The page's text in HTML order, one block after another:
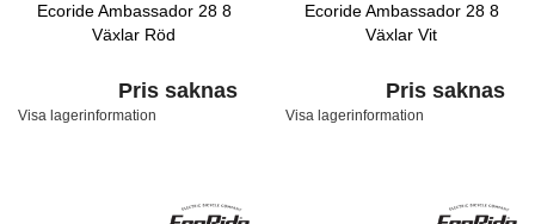
Ecoride Ambassador 28 8
Växlar Röd
Pris saknas
Visa lagerinformation
Ecoride Ambassador 28 8
Växlar Vit
Pris saknas
Visa lagerinformation